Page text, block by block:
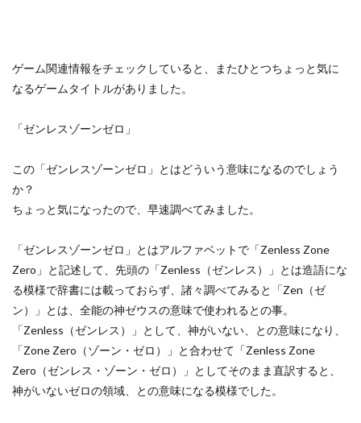
ゲーム関連情報をチェックしていると、またひとつちょっと気に
なるゲームタイトルがありました。
「ゼンレスゾーンゼロ」
この「ゼンレスゾーンゼロ」とはどういう意味になるのでしょう
か？
ちょっと気になったので、早速調べてみました。
「ゼンレスゾーンゼロ」とはアルファベットで「Zenless Zone
Zero」と記述して、先頭の「Zenless（ゼンレス）」とは造語にな
る模様で辞書には載っておらず、諸々調べてみると「Zen（ゼ
ン）」とは、全能の神ゼウスの意味で使われるとの事。
「Zenless（ゼンレス）」として、神がいない、との意味になり、
「Zone Zero（ゾーン・ゼロ）」と合わせて「Zenless Zone
Zero（ゼンレス・ゾーン・ゼロ）」としてそのまま直訳すると、
神がいないゼロの領域、との意味になる模様でした。